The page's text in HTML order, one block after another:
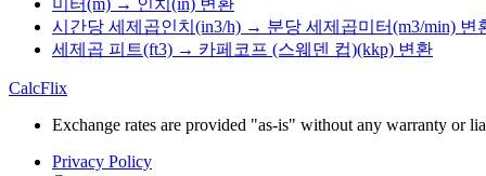
미터(m) → 인치(in) 변환
시간당 세제곱인치(in3/h) → 분당 세제곱미터(m3/min) 변
세제곱 피트(ft3) → 카페코프 (스웨덴 컵)(kkp) 변환
CalcFlix
Exchange rates are provided "as-is" without any warranty or
Privacy Policy